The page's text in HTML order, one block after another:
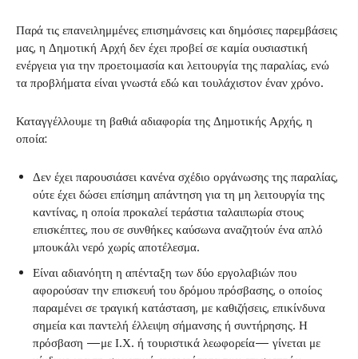
Παρά τις επανειλημμένες επισημάνσεις και δημόσιες παρεμβάσεις
μας, η Δημοτική Αρχή δεν έχει προβεί σε καμία ουσιαστική
ενέργεια για την προετοιμασία και λειτουργία της παραλίας, ενώ
τα προβλήματα είναι γνωστά εδώ και τουλάχιστον έναν χρόνο.
Καταγγέλλουμε τη βαθιά αδιαφορία της Δημοτικής Αρχής, η
οποία:
Δεν έχει παρουσιάσει κανένα σχέδιο οργάνωσης της παραλίας,
ούτε έχει δώσει επίσημη απάντηση για τη μη λειτουργία της
καντίνας, η οποία προκαλεί τεράστια ταλαιπωρία στους
επισκέπτες, που σε συνθήκες καύσωνα αναζητούν ένα απλό
μπουκάλι νερό χωρίς αποτέλεσμα.
Είναι αδιανόητη η απένταξη των δύο εργολαβιών που
αφορούσαν την επισκευή του δρόμου πρόσβασης, ο οποίος
παραμένει σε τραγική κατάσταση, με καθιζήσεις, επικίνδυνα
σημεία και παντελή έλλειψη σήμανσης ή συντήρησης. Η
πρόσβαση —με Ι.Χ. ή τουριστικά λεωφορεία— γίνεται με